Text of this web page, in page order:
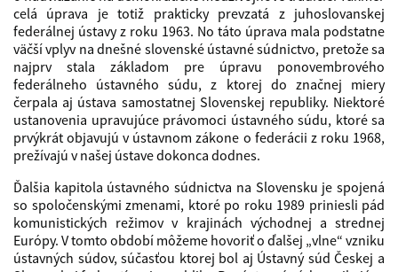
celá úprava je totiž prakticky prevzatá z juhoslovanskej
federálnej ústavy z roku 1963. No táto úprava mala podstatne
väčší vplyv na dnešné slovenské ústavné súdnictvo, pretože sa
najprv stala základom pre úpravu ponovembrového
federálneho ústavného súdu, z ktorej do značnej miery
čerpala aj ústava samostatnej Slovenskej republiky. Niektoré
ustanovenia upravujúce právomoci ústavného súdu, ktoré sa
prvýkrát objavujú v ústavnom zákone o federácii z roku 1968,
prežívajú v našej ústave dokonca dodnes.
Ďalšia kapitola ústavného súdnictva na Slovensku je spojená
so spoločenskými zmenami, ktoré po roku 1989 priniesli pád
komunistických režimov v krajinách východnej a strednej
Európy. V tomto období môžeme hovoriť o ďalšej „vlne“ vzniku
ústavných súdov, súčasťou ktorej bol aj Ústavný súd Českej a